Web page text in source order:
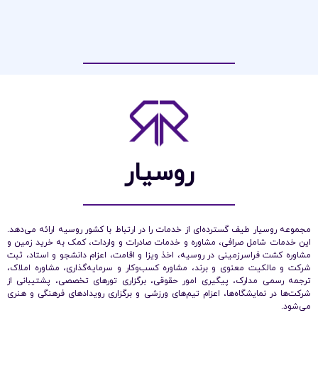
روسیار
مجموعه روسیار طیف گسترده‌ای از خدمات را در ارتباط با کشور روسیه ارائه می‌دهد.
این خدمات شامل صرافی، مشاوره و خدمات صادرات و واردات، کمک به خرید زمین و
مشاوره کشت فراسرزمینی در روسیه، اخذ ویزا و اقامت، اعزام دانشجو و استاد، ثبت
شرکت و مالکیت معنوی و برند، مشاوره کسب‌وکار و سرمایه‌گذاری، مشاوره املاک،
ترجمه رسمی مدارک، پیگیری امور حقوقی، برگزاری تورهای تخصصی، پشتیبانی از
شرکت‌ها در نمایشگاه‌ها، اعزام تیم‌های ورزشی و برگزاری رویدادهای فرهنگی و هنری
می‌شود.